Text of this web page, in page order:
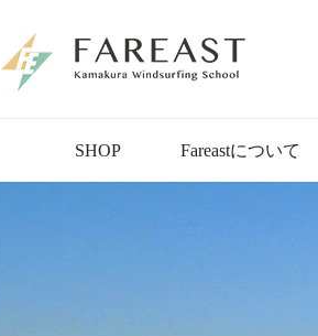
SHOP Fareastについて